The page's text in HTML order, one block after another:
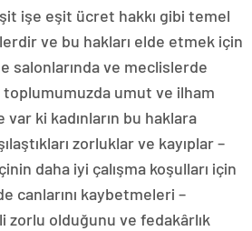
işe eşit ücret hakkı gibi temel
ve bu hakları elde etmek için
salonlarında ve meclislerde
umut ve ilham
var ki kadınların bu haklara
zorluklar ve kayıplar –
daha iyi çalışma koşulları için
canlarını kaybetmeleri –
zorlu olduğunu ve fedakârlık